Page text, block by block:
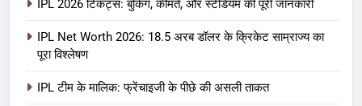
IPL 2026 टिकट्स: बुकिंग, कीमतें, और स्टेडियम की पूरी जानकारी
IPL Net Worth 2026: 18.5 अरब डॉलर के क्रिकेट साम्राज्य का
पूरा विश्लेषण
IPL टीम के मालिक: फ्रेंचाइजी के पीछे की असली ताकत
IPL Net Worth 2026: 18.5 अरब डॉलर
आईपीएल 2026 क्रिकेट